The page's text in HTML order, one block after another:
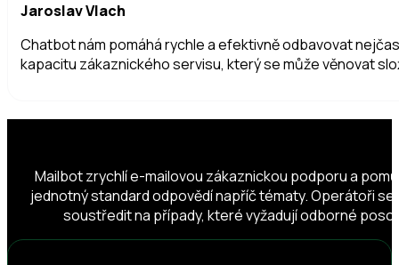
Jaroslav Vlach
Chatbot nám pomáhá rychle a efektivně odbavovat
kapacitu zákaznického servisu, který se může věnovat
Mailbot zrychlí e-mailovou zákaznickou podporu a
jednotný standard odpovědí napříč tématy. Operátoři se
soustředit na případy, které vyžadují odborné